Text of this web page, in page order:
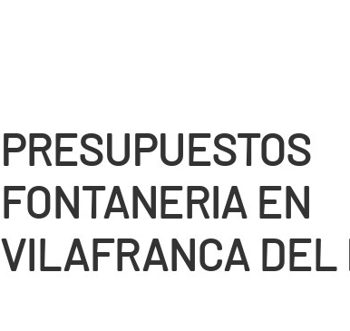
PRESUPUESTOS
FONTANERIA EN
VILAFRANCA DEL